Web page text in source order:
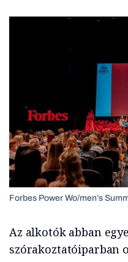
Forbes Power Wo/men’s
Az alkotók abban
szórakoztatóiparban